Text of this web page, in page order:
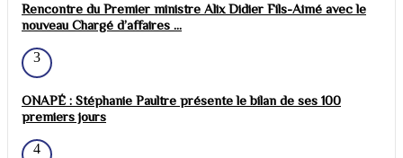
Rencontre du Premier ministre Alix Didier Fils-Aimé avec le
nouveau Chargé d’affaires ...
3
ONAPÉ : Stéphanie Paultre présente le bilan de ses 100
premiers jours
4